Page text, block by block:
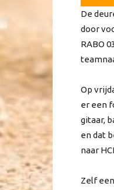
De
door
RABO
Op
er een
gitaar,
en dat
naar
Zelf